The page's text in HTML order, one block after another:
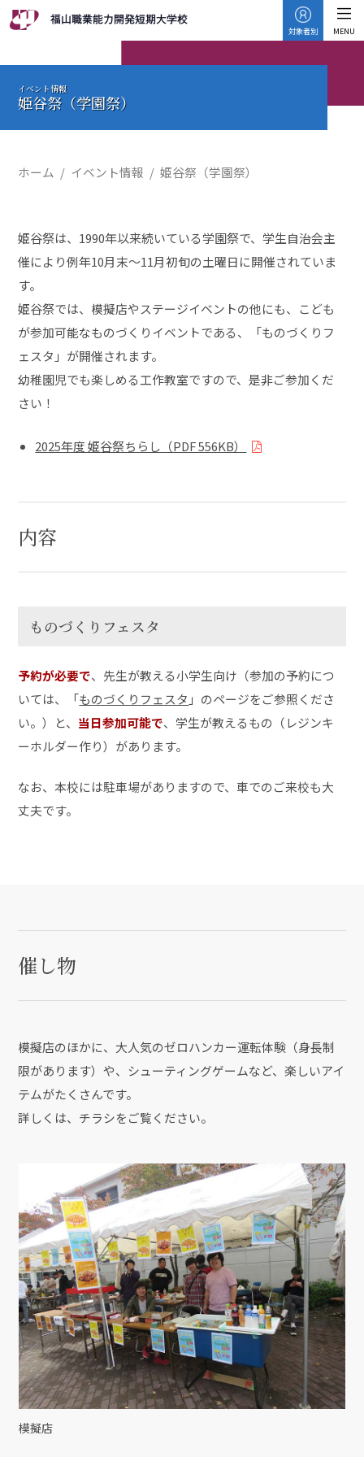
対象者別 MENU
イベント情報
姫谷祭（学園祭）
ホーム イベント情報 姫谷祭（学園祭）
姫谷祭は、1990年以来続いている学園祭で、学生自治会主
催により例年10月末～11月初旬の土曜日に開催されていま
す。
姫谷祭では、模擬店やステージイベントの他にも、こども
が参加可能なものづくりイベントである、「ものづくりフ
ェスタ」が開催されます。
幼稚園児でも楽しめる工作教室ですので、是非ご参加くだ
さい！
2025年度 姫谷祭ちらし（PDF 556KB）
内容
ものづくりフェスタ
予約が必要で、先生が教える小学生向け（参加の予約につ
いては、「ものづくりフェスタ 」のページをご参照くださ
い。）と、 当日参加可能で、学生が教えるもの（レジンキ
ーホルダー作り）があります。
なお、本校には駐車場がありますので、車でのご来校も大
丈夫です。
催し物
模擬店のほかに、大人気のゼロハンカー運転体験（身長制
限があります）や、シューティングゲームなど、楽しいアイ
テムがたくさんです。
詳しくは、チラシをご覧ください。
模擬店